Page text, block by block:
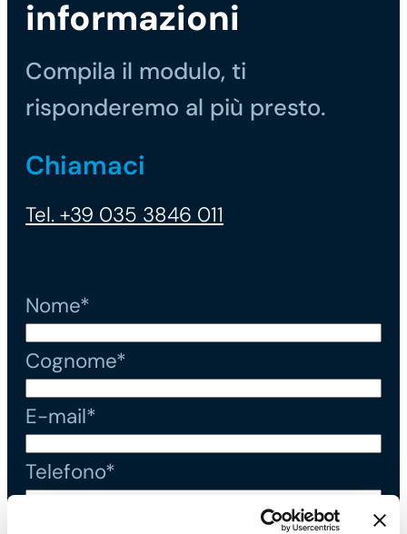
informazioni
Compila il modulo, ti
risponderemo al più presto.
Chiamaci
Tel. +39 035 3846 011
Nome*
Cognome*
E-mail*
Telefono*